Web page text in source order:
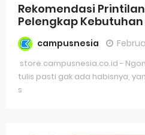
Rekomendasi
Pelengkap
campusnesia
store.campusnesia.co.id -
tulis pasti gak ada habisnya,
s